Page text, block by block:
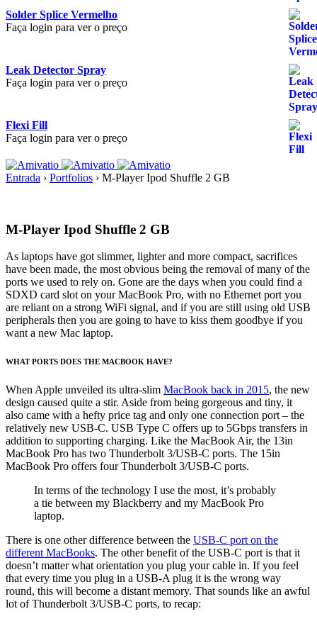
Solder Splice Vermelho
Faça login para ver o preço
Leak Detector Spray
Faça login para ver o preço
Flexi Fill
Faça login para ver o preço
Entrada › Portfolios › M-Player Ipod Shuffle 2 GB
M-Player Ipod Shuffle 2 GB
As laptops have got slimmer, lighter and more compact, sacrifices
have been made, the most obvious being the removal of many of the
ports we used to rely on. Gone are the days when you could find a
SDXD card slot on your MacBook Pro, with no Ethernet port you
are reliant on a strong WiFi signal, and if you are still using old USB
peripherals then you are going to have to kiss them goodbye if you
want a new Mac laptop.
WHAT PORTS DOES THE MACBOOK HAVE?
When Apple unveiled its ultra-slim MacBook back in 2015, the new
design caused quite a stir. Aside from being gorgeous and tiny, it
also came with a hefty price tag and only one connection port – the
relatively new USB-C. USB Type C offers up to 5Gbps transfers in
addition to supporting charging. Like the MacBook Air, the 13in
MacBook Pro has two Thunderbolt 3/USB-C ports. The 15in
MacBook Pro offers four Thunderbolt 3/USB-C ports.
In terms of the technology I use the most, it’s probably
a tie between my Blackberry and my MacBook Pro
laptop.
There is one other difference between the USB-C port on the
different MacBooks. The other benefit of the USB-C port is that it
doesn’t matter what orientation you plug your cable in. If you feel
that every time you plug in a USB-A plug it is the wrong way
round, this will become a distant memory. That sounds like an awful
lot of Thunderbolt 3/USB-C ports, to recap: